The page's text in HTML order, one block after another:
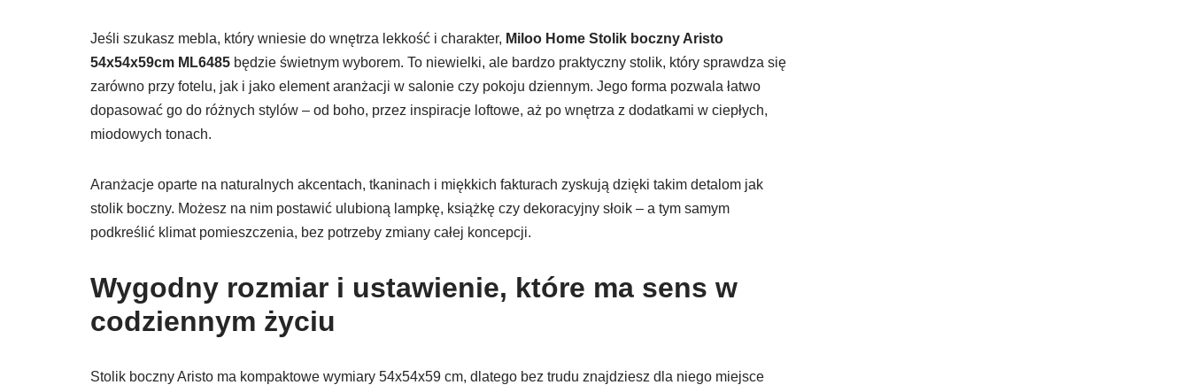
Jeśli szukasz mebla, który wniesie do wnętrza lekkość i charakter, Miloo Home Stolik boczny Aristo
54x54x59cm ML6485 będzie świetnym wyborem. To niewielki, ale bardzo praktyczny stolik, który sprawdza się
zarówno przy fotelu, jak i jako element aranżacji w salonie czy pokoju dziennym. Jego forma pozwala łatwo
dopasować go do różnych stylów – od boho, przez inspiracje loftowe, aż po wnętrza z dodatkami w ciepłych,
miodowych tonach.
Aranżacje oparte na naturalnych akcentach, tkaninach i miękkich fakturach zyskują dzięki takim detalom jak
stolik boczny. Możesz na nim postawić ulubioną lampkę, książkę czy dekoracyjny słoik – a tym samym
podkreślić klimat pomieszczenia, bez potrzeby zmiany całej koncepcji.
Wygodny rozmiar i ustawienie, które ma sens w
codziennym życiu
Stolik boczny Aristo ma kompaktowe wymiary 54x54x59 cm, dlatego bez trudu znajdziesz dla niego miejsce